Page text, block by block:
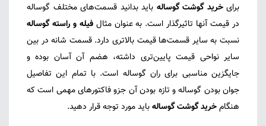
برایخرید گوشت گوساله باید بدانید قسمت‌های مختلف گوساله
در قیمت آنها تاثیرگذار است. به عنوان مثال فیله و راسته گوساله
نسبت به سایر قسمت‌ها قیمت بالاتری دارد. قسمت شانه در بین
سایر نواحی قیمت پایین‌تری داشته، هضم آن آسان بوده و
جایگزین مناسبی برای ران گوساله است. با تمام این تفاصیل
جوان بودن گوساله و تازه بودن آن جزو فاکتورهای مهمی است که
هنگامخرید گوشت گوسالهباید مورد توجه قرار دهید.